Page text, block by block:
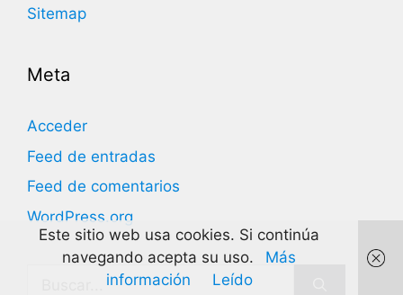
Sitemap
Meta
Acceder
Feed de entradas
Feed de comentarios
WordPress.org
Este sitio web usa cookies. Si continúa
navegando acepta su uso.
Más
información
Leído